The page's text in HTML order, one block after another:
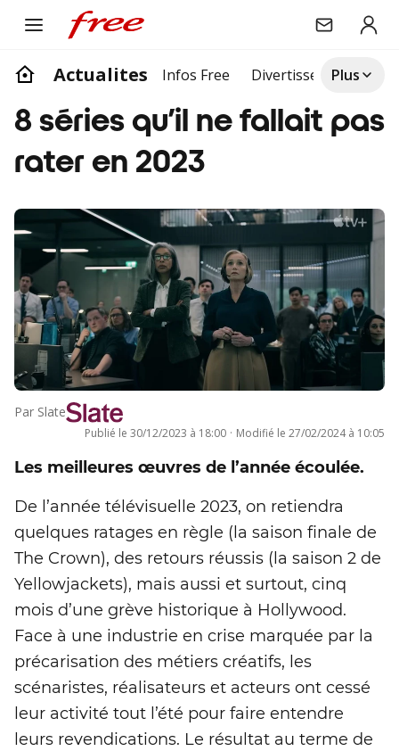
Actualites Infos Free Divertissement
Plus
8 séries qu’il ne fallait pas
rater en 2023
Par Slate
Publié le 30/12/2023 à 18:00 · Modifié le 27/02/2024 à 10:05
Les meilleures œuvres de l’année écoulée.
De l’année télévisuelle 2023, on retiendra
quelques ratages en règle (la saison finale de
The Crown), des retours réussis (la saison 2 de
Yellowjackets), mais aussi et surtout, cinq
mois d’une grève historique à Hollywood.
Face à une industrie en crise marquée par la
précarisation des métiers créatifs, les
scénaristes, réalisateurs et acteurs ont cessé
leur activité tout l’été pour faire entendre
leurs revendications. Le résultat au terme de